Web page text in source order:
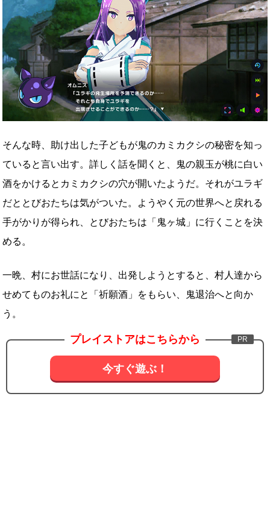
そんな時、助け出した子どもが鬼のカミカクシの秘密を知っ
ていると言い出す。詳しく話を聞くと、鬼の親玉が桃に白い
酒をかけるとカミカクシの穴が開いたようだ。それがユラギ
だととびおたちは気がついた。ようやく元の世界へと戻れる
手がかりが得られ、とびおたちは「鬼ヶ城」に行くことを決
める。
一晩、村にお世話になり、出発しようとすると、村人達から
せめてものお礼にと「祈願酒」をもらい、鬼退治へと向か
う。
プレイストアはこちらから
今すぐ遊ぶ！